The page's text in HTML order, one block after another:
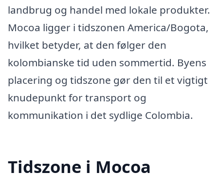
landbrug og handel med lokale produkter.
Mocoa ligger i tidszonen America/Bogota,
hvilket betyder, at den følger den
kolombianske tid uden sommertid. Byens
placering og tidszone gør den til et vigtigt
knudepunkt for transport og
kommunikation i det sydlige Colombia.
Tidszone i Mocoa